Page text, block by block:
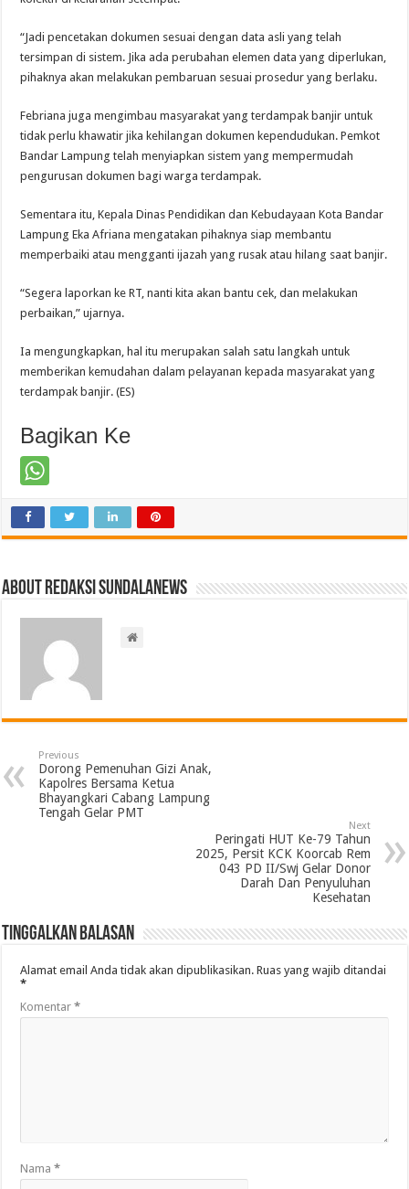
“Jadi pencetakan dokumen sesuai dengan data asli yang telah
tersimpan di sistem. Jika ada perubahan elemen data yang diperlukan,
pihaknya akan melakukan pembaruan sesuai prosedur yang berlaku.
Febriana juga mengimbau masyarakat yang terdampak banjir untuk
tidak perlu khawatir jika kehilangan dokumen kependudukan. Pemkot
Bandar Lampung telah menyiapkan sistem yang mempermudah
pengurusan dokumen bagi warga terdampak.
Sementara itu, Kepala Dinas Pendidikan dan Kebudayaan Kota Bandar
Lampung Eka Afriana mengatakan pihaknya siap membantu
memperbaiki atau mengganti ijazah yang rusak atau hilang saat banjir.
“Segera laporkan ke RT, nanti kita akan bantu cek, dan melakukan
perbaikan,” ujarnya.
Ia mengungkapkan, hal itu merupakan salah satu langkah untuk
memberikan kemudahan dalam pelayanan kepada masyarakat yang
terdampak banjir. (ES)
Bagikan Ke
About Redaksi Sundalanews
Previous
Dorong Pemenuhan Gizi Anak,
Kapolres Bersama Ketua
Bhayangkari Cabang Lampung
Tengah Gelar PMT
Next
Peringati HUT Ke-79 Tahun
2025, Persit KCK Koorcab Rem
043 PD II/Swj Gelar Donor
Darah Dan Penyuluhan
Kesehatan
Tinggalkan Balasan
Alamat email Anda tidak akan dipublikasikan. Ruas yang wajib ditandai
*
Komentar*
Nama*